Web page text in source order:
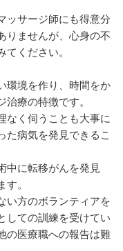
ッサージ師にも得意分
りませんが、心身の不
ください。
環境を作り、時間をか
療の特徴です。
なく伺うことも大事に
た病気を発見できるこ
中に転移がんを発見
。
い方のボランティアを
しての訓練を受けてい
の医療職への報告は難